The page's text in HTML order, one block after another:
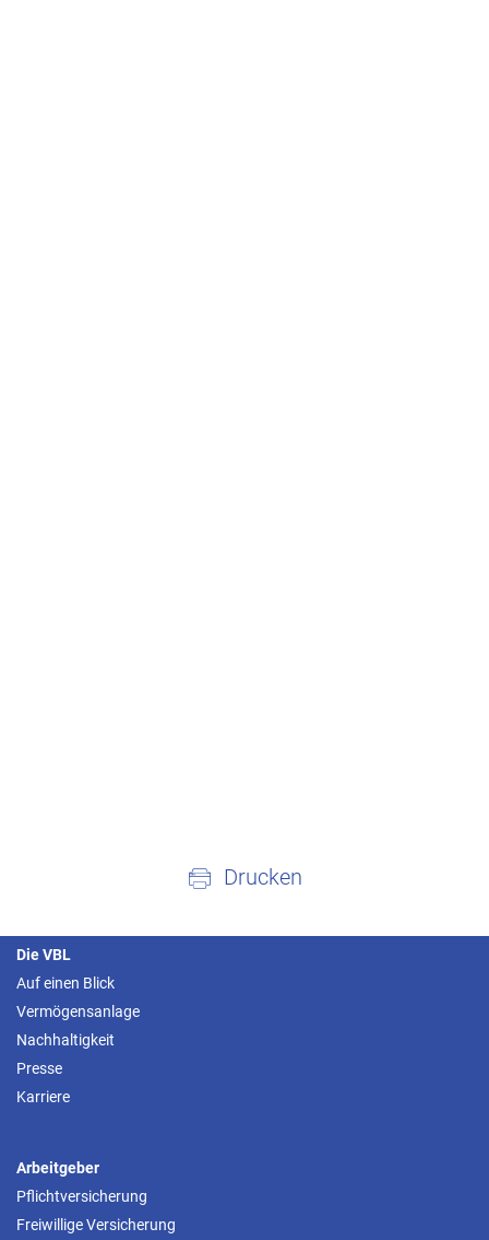
Drucken
Die VBL
Auf einen Blick
Vermögensanlage
Nachhaltigkeit
Presse
Karriere
Arbeitgeber
Pflichtversicherung
Freiwillige Versicherung